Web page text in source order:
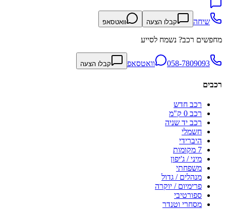
שיחה קבלו הצעה וואטסאפ
מחפשים רכב? נשמח לסייע
058-7809093 וואטסאפ קבלו הצעה
רכבים
רכב חדש
רכב 0 ק"מ
רכב יד שניה
חשמלי
היברידי
7 מקומות
מיני / ג'יפון
משפחתי
מנהלים / גדול
פרימיום / יוקרה
ספורטיבי
מסחרי וטנדר